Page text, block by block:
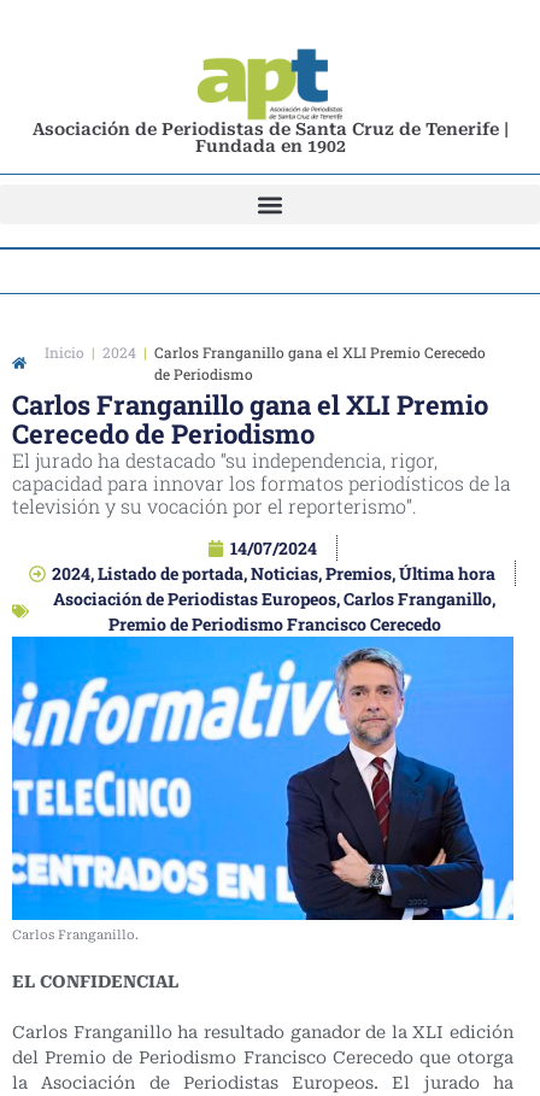
Asociación de Periodistas de Santa Cruz de Tenerife |
Fundada en 1902
Inicio | 2024 | Carlos Franganillo gana el XLI Premio Cerecedo
de Periodismo
Carlos Franganillo gana el XLI Premio
Cerecedo de Periodismo
El jurado ha destacado “su independencia, rigor,
capacidad para innovar los formatos periodísticos de la
televisión y su vocación por el reporterismo”.
14/07/2024
2024,Listado de portada,Noticias,Premios,Última hora
Asociación de Periodistas Europeos,Carlos Franganillo,
Premio de Periodismo Francisco Cerecedo
Carlos Franganillo.
EL CONFIDENCIAL
Carlos Franganillo ha resultado ganador de la XLI edición
del Premio de Periodismo Francisco Cerecedo que otorga
la Asociación de Periodistas Europeos. El jurado ha